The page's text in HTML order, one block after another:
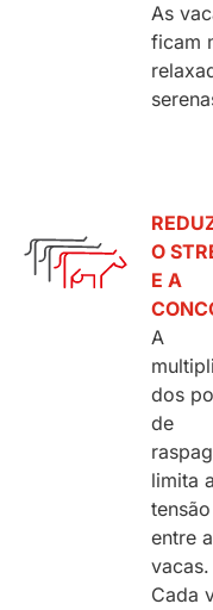
As
ficam
O
E A
A
dos
de
limita a
tensão
entre
vacas.
Cada